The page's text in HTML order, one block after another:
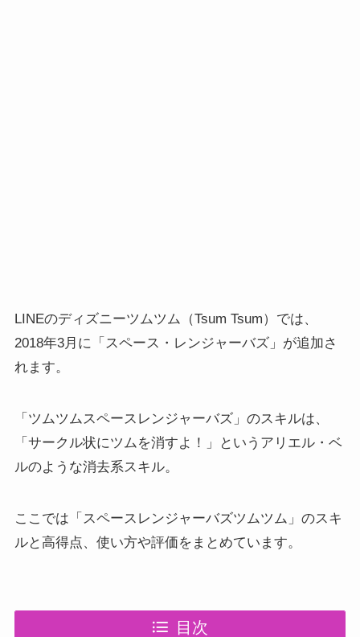
LINEのディズニーツムツム（Tsum Tsum）では、
2018年3月に「スペース・レンジャーバズ」が追加さ
れます。
「ツムツムスペースレンジャーバズ」のスキルは、
「サークル状にツムを消すよ！」というアリエル・ベ
ルのような消去系スキル。
ここでは「スペースレンジャーバズツムツム」のスキ
ルと高得点、使い方や評価をまとめています。
目次